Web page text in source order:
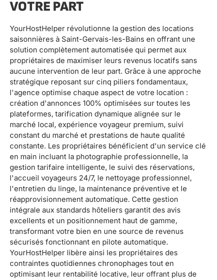
VOTRE PART
YourHostHelper révolutionne la gestion des locations
saisonnières à Saint-Gervais-les-Bains en offrant une
solution complètement automatisée qui permet aux
propriétaires de maximiser leurs revenus locatifs sans
aucune intervention de leur part. Grâce à une approche
stratégique reposant sur cinq piliers fondamentaux,
l'agence optimise chaque aspect de votre location :
création d'annonces 100% optimisées sur toutes les
plateformes, tarification dynamique alignée sur le
marché local, expérience voyageur premium, suivi
constant du marché et prestations de haute qualité
constante. Les propriétaires bénéficient d'un service clé
en main incluant la photographie professionnelle, la
gestion tarifaire intelligente, le suivi des réservations,
l'accueil voyageurs 24/7, le nettoyage professionnel,
l'entretien du linge, la maintenance préventive et le
réapprovisionnement automatique. Cette gestion
intégrale aux standards hôteliers garantit des avis
excellents et un positionnement haut de gamme,
transformant votre bien en une source de revenus
sécurisés fonctionnant en pilote automatique.
YourHostHelper libère ainsi les propriétaires des
contraintes quotidiennes chronophages tout en
optimisant leur rentabilité locative, leur offrant plus de